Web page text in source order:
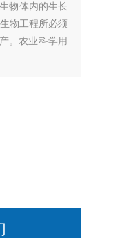
物体内的生长
物工程所必须
。农业科学用